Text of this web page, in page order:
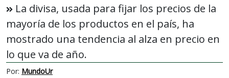
La divisa, usada para fijar los precios de la
mayoría de los productos en el país, ha
mostrado una tendencia al alza en precio en
lo que va de año.
Por: MundoUr